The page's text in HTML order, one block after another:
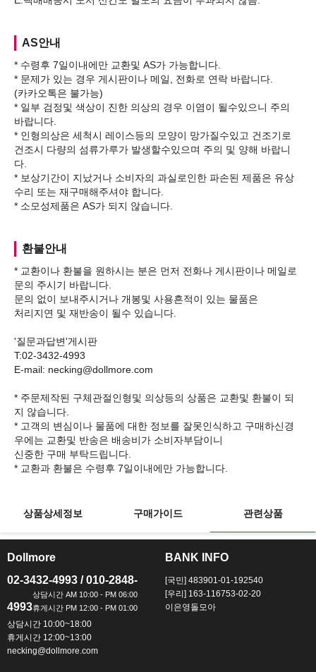
AS안내
* 수령후 7일이내에만 교환및 AS가 가능합니다.
* 문제가 있는 경우 게시판이나 메일, 전화로 연락 바랍니다.
(카카오톡은 불가능)
* 일부 검정및 색상이 진한 의상의 경우 이염이 될수있으니 주의
바랍니다.
* 인형의상은 세척시 레이스등의 모양이 망가질수있고 건조기로
건조시 다량의 섬류가루가 발생할수있으며 주의 및 양해 바랍니
다.
* 보상기간이 지났거나 소비자의 과실로인한 파손된 제품은 유상
수리 또는 재구매해주셔야 합니다.
환불안내
* 교환이나 환불을 원하시는 분은 먼저 전화나 게시판이나 메일로
문의 주시기 바랍니다.
문의 없이 보내주시거나 개봉및 사용흔적이 있는 물품은
처리지연 및 재반송이 될수 있습니다.
'질문과답변'게시판
T:02-3432-4993
E-mail: necking@dollmore.com
* 주문제작된 구체관절인형및 의상등의 상품은 교환및 환불이 되
지 않습니다.
* 고객의 변심이나 물품에 대한 정보를 잘못인식하고 구매하신경
우에는 교환및 반송은 배송비가 소비자부담이니
신중한 구매 부탁드립니다.
상품상세정보 구매가이드 관련상품
Dollmore
02-3432-4993 / 010-2848-
4993
상담시간 10:00~18:00
휴게시간 12:00~13:00
necking@dollmore.com
BANK INFO
[국민] 483901-01-192540
[우리] 163-116753-02-20
이은영돌모아